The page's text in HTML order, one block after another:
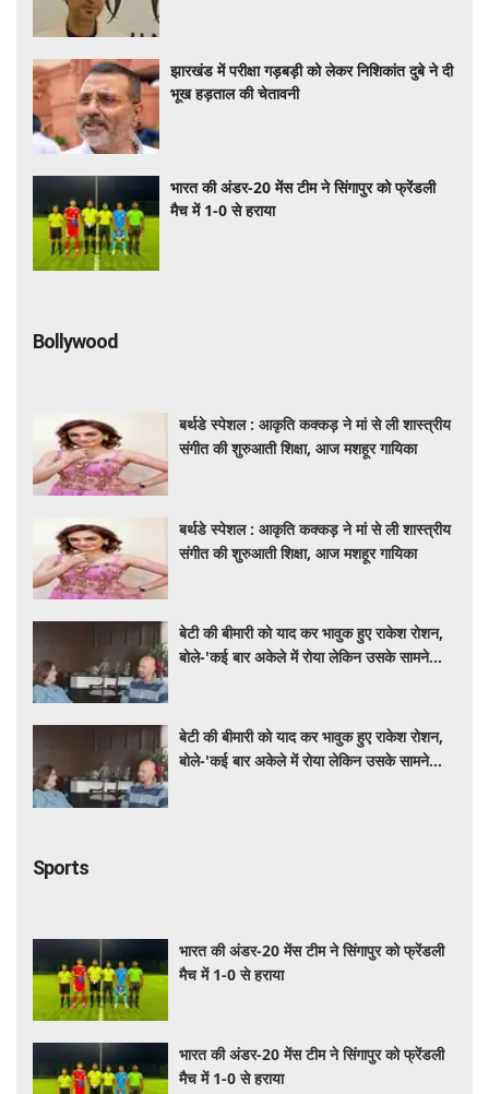
झारखंड में परीक्षा गड़बड़ी को लेकर निशिकांत दुबे ने दी
भूख हड़ताल की चेतावनी
भारत की अंडर-20 मेंस टीम ने सिंगापुर को फ्रेंडली
मैच में 1-0 से हराया
Bollywood
बर्थडे स्पेशल : आकृति कक्कड़ ने मां से ली शास्त्रीय
संगीत की शुरुआती शिक्षा, आज मशहूर गायिका
बर्थडे स्पेशल : आकृति कक्कड़ ने मां से ली शास्त्रीय
संगीत की शुरुआती शिक्षा, आज मशहूर गायिका
बेटी की बीमारी को याद कर भावुक हुए राकेश रोशन,
बोले-'कई बार अकेले में रोया लेकिन उसके सामने
बेटी की बीमारी को याद कर भावुक हुए राकेश रोशन,
बोले-'कई बार अकेले में रोया लेकिन उसके सामने
Sports
भारत की अंडर-20 मेंस टीम ने सिंगापुर को फ्रेंडली
मैच में 1-0 से हराया
भारत की अंडर-20 मेंस टीम ने सिंगापुर को फ्रेंडली
मैच में 1-0 से हराया